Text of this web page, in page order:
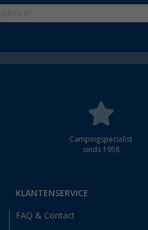
Campingspecialist
sinds 1958
KLANTENSERVICE
FAQ & Contact